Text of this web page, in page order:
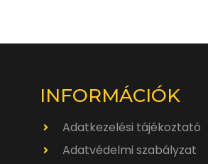
INFORMÁCIÓK
Adatkezelési tájékoztató
Adatvédelmi szabályzat